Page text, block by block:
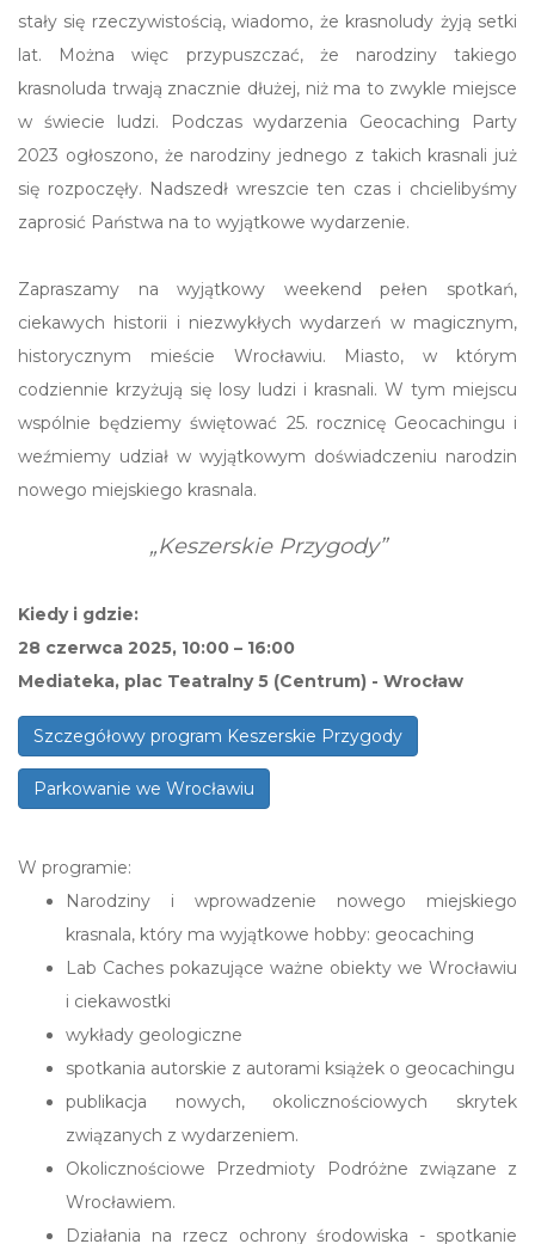
stały się rzeczywistością, wiadomo, że krasnoludy żyją setki
lat. Można więc przypuszczać, że narodziny takiego
krasnoluda trwają znacznie dłużej, niż ma to zwykle miejsce
w świecie ludzi. Podczas wydarzenia Geocaching Party
2023 ogłoszono, że narodziny jednego z takich krasnali już
się rozpoczęły. Nadszedł wreszcie ten czas i chcielibyśmy
zaprosić Państwa na to wyjątkowe wydarzenie.
Zapraszamy na wyjątkowy weekend pełen spotkań,
ciekawych historii i niezwykłych wydarzeń w magicznym,
historycznym mieście Wrocławiu. Miasto, w którym
codziennie krzyżują się losy ludzi i krasnali. W tym miejscu
wspólnie będziemy świętować 25. rocznicę Geocachingu i
weźmiemy udział w wyjątkowym doświadczeniu narodzin
nowego miejskiego krasnala.
„Keszerskie Przygody”
Kiedy i gdzie:
28 czerwca 2025, 10:00 – 16:00
Mediateka, plac Teatralny 5 (Centrum) - Wrocław
Szczegółowy program Keszerskie Przygody
Parkowanie we Wrocławiu
W programie:
Narodziny i wprowadzenie nowego miejskiego
krasnala, który ma wyjątkowe hobby: geocaching
Lab Caches pokazujące ważne obiekty we Wrocławiu
i ciekawostki
wykłady geologiczne
spotkania autorskie z autorami książek o geocachingu
publikacja nowych, okolicznościowych skrytek
związanych z wydarzeniem.
Okolicznościowe Przedmioty Podróżne związane z
Wrocławiem.
Działania na rzecz ochrony środowiska - spotkanie